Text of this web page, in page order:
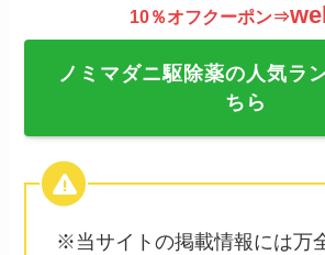
10％オフクーポン⇒
ノミマダニ駆除薬の人気ラ
ちら
※当サイトの掲載情報には万